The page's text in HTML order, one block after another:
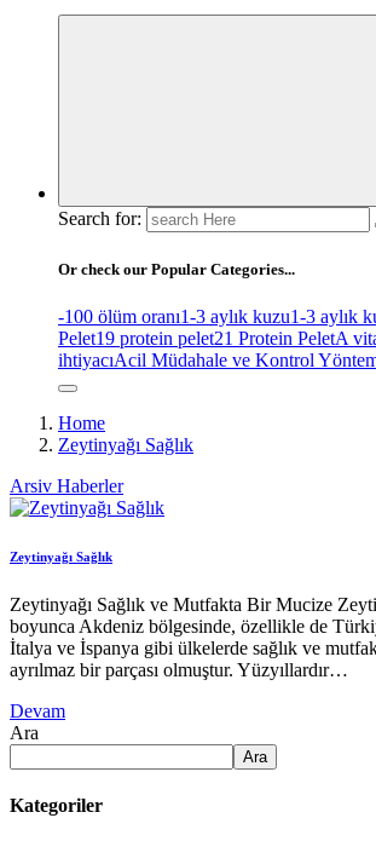
Search for:
Or check our Popular Categories...
-100 ölüm oranı1-3 aylık kuzu1-3 aylık
Pelet19 protein pelet21 Protein PeletA
ihtiyacıAcil Müdahale ve Kontrol
Home
Zeytinyağı Sağlık
Arsiv Haberler
Zeytinyağı Sağlık
Zeytinyağı Sağlık ve Mutfakta Bir Mucize
boyunca Akdeniz bölgesinde, özellikle de
İtalya ve İspanya gibi ülkelerde sağlık ve
ayrılmaz bir parçası olmuştur. Yüzyıllardır…
Devam
Ara
Ara
Kategoriler